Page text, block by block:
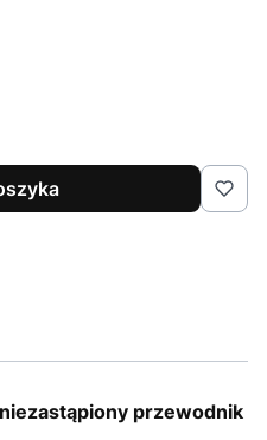
niezastąpiony przewodnik